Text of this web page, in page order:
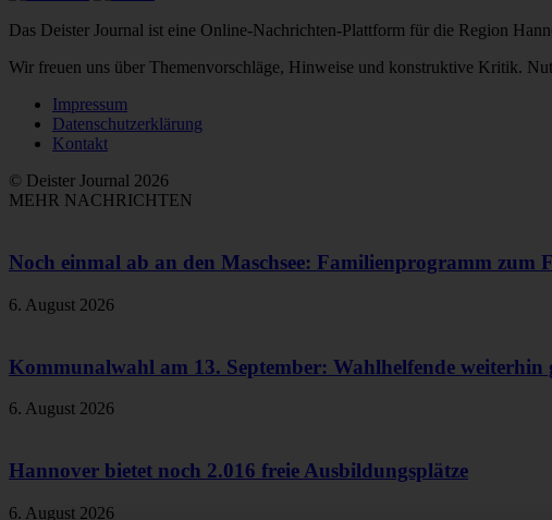
Das Deister Journal ist eine Online-Nachrichten-Plattform für die Region
Wir freuen uns über Themenvorschläge, Hinweise und konstruktive Kritik.
Impressum
Datenschutzerklärung
Kontakt
© Deister Journal 2026
MEHR NACHRICHTEN
Noch einmal ab an den Maschsee: Familienprogramm zum
6. August 2026
Kommunalwahl am 13. September: Wahlhelfende weiterhin
6. August 2026
Hannover bietet noch 2.016 freie Ausbildungsplätze
6. August 2026